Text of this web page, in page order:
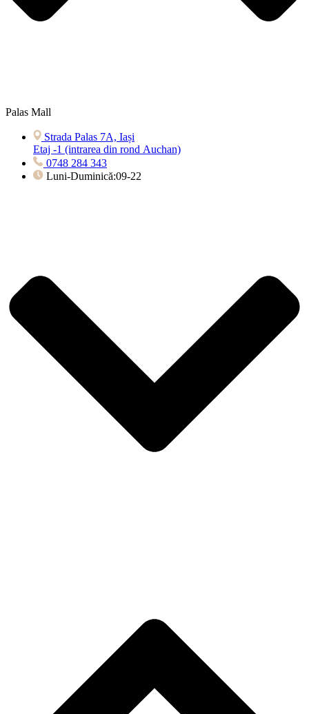
Palas Mall
Strada Palas 7A, Iași
Etaj -1 (intrarea din rond Auchan)
0748 284 343
Luni-Duminică:09-22